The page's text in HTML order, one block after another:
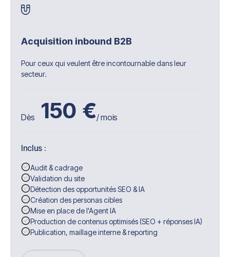
Acquisition inbound B2B
Pour ceux qui veulent être incontournable dans leur
secteur.
Dès 150 €/ mois
Inclus :
Audit & cadrage
Validation du site
Détection des opportunités SEO & IA
Création des personas cibles
Mise en place de l'Agent IA
Production de contenus optimisés (SEO + réponses IA)
Publication, maillage interne & reporting